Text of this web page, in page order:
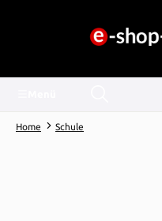
Home Schule